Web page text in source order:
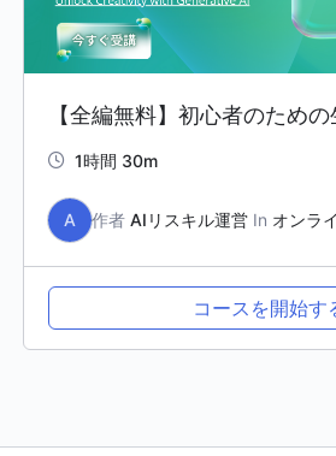
【全編無料】初心者のため
1時間 30m
A 作者 AIリスキル運営In オンラ
コースを開始す